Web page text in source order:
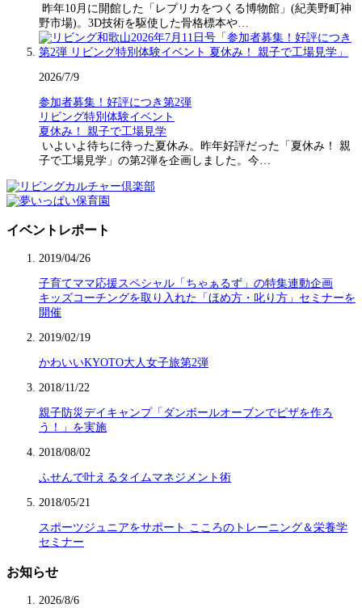
昨年10月に開館した「レプリカをつくる博物館」(紀美野町神
野市場)。3D技術を駆使した骨格標本や…
2026/7/9
参加者募集！好評につき第2弾
リビング特別体験イベント
夏休み！ 親子で工場見学
いよいよ待ちに待った夏休み。昨年好評だった「夏休み！ 親
子で工場見学」の第2弾を企画しました。今…
イベントレポート
2019/04/26
子育てママ応援スペシャル「ちゃぁるず」の特集連動企画
キッズコーチングを取り入れた「ほめ方・叱り方」セミナーを
開催
2019/02/19
かわいいKYOTO大人女子旅第2弾
2018/11/22
親子防災デイキャンプ「ダンボールオーブンでピザを作ろ
う！」を実施
2018/08/02
ふせんで叶えるタイムマネジメント術
2018/05/21
スポーツジュニアをサポート こころのトレーニング＆栄養学
セミナー
お知らせ
2026/8/6